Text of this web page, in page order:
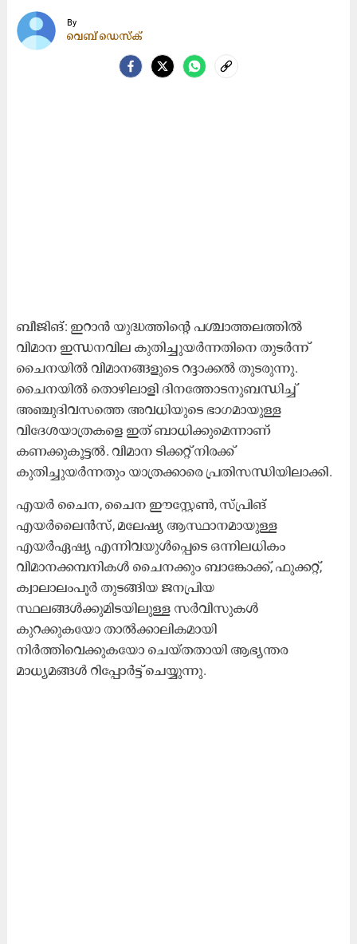
By
വെബ് ഡെസ്ക്
ബീജിങ്: ഇറാൻ യുദ്ധത്തിന്റെ പശ്ചാത്തലത്തിൽ
വിമാന ഇന്ധനവില കുതിച്ചുയർന്നതിനെ തുടർന്ന്
ചൈനയിൽ വിമാനങ്ങളുടെ റദ്ദാക്കൽ തുടരുന്നു.
ചൈനയിൽ തൊഴിലാളി ദിനത്തോടനുബന്ധിച്ച്
അഞ്ചുദിവസത്തെ അവധിയുടെ ഭാഗമായുള്ള
വിദേശയാത്രകളെ ഇത് ബാധിക്കുമെന്നാണ്
കണക്കുകൂട്ടൽ. വിമാന ടിക്കറ്റ് നിരക്ക്
കുതിച്ചുയർന്നതും യാത്രക്കാരെ പ്രതിസന്ധിയിലാക്കി.
എയർ ചൈന, ചൈന ഈസ്റ്റേൺ, സ്പ്രിങ്
എയർലൈൻസ്, മലേഷ്യ ആസ്ഥാനമായുള്ള
എയർഏഷ്യ എന്നിവയുൾപ്പെടെ ഒന്നിലധികം
വിമാനക്കമ്പനികൾ ചൈനക്കും ബാങ്കോക്ക്, ഫുക്കറ്റ്,
ക്വാലാലംപൂർ തുടങ്ങിയ ജനപ്രിയ
സ്ഥലങ്ങൾക്കുമിടയിലുള്ള സർവിസുകൾ
കുറക്കുകയോ താൽക്കാലികമായി
നിർത്തിവെക്കുകയോ ചെയ്തതായി ആഭ്യന്തര
മാധ്യമങ്ങൾ റിപ്പോർട്ട് ചെയ്യുന്നു.